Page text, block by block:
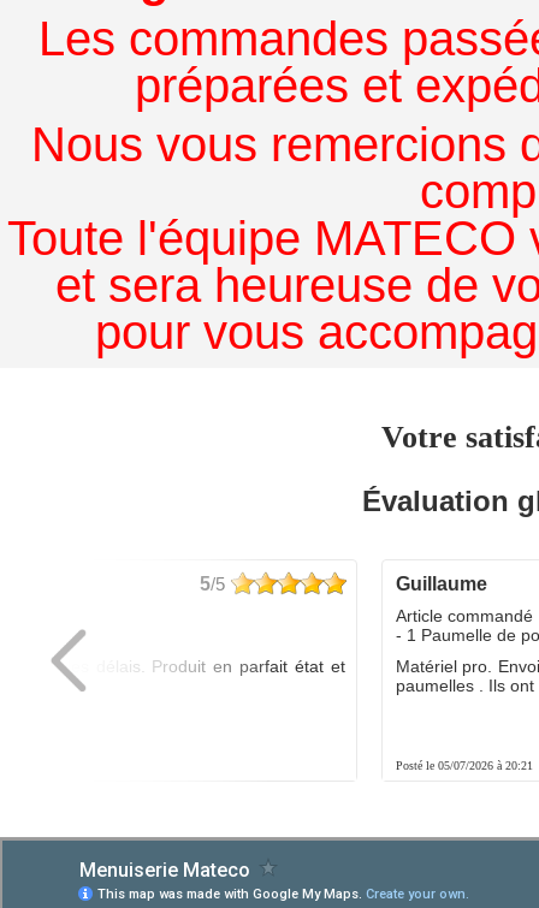
Les commandes
préparées et
Nous vous remercions
Toute l'équipe
et sera heureuse de
pour vous
Votre
Évaluation
5/5
dans les délais. Produit en parfait état et
guillaume
Posté le 05/07/2026 à 20:21
Article commandé
- 1 Paumelle de
Matériel pro.
paumelles . Ils ont